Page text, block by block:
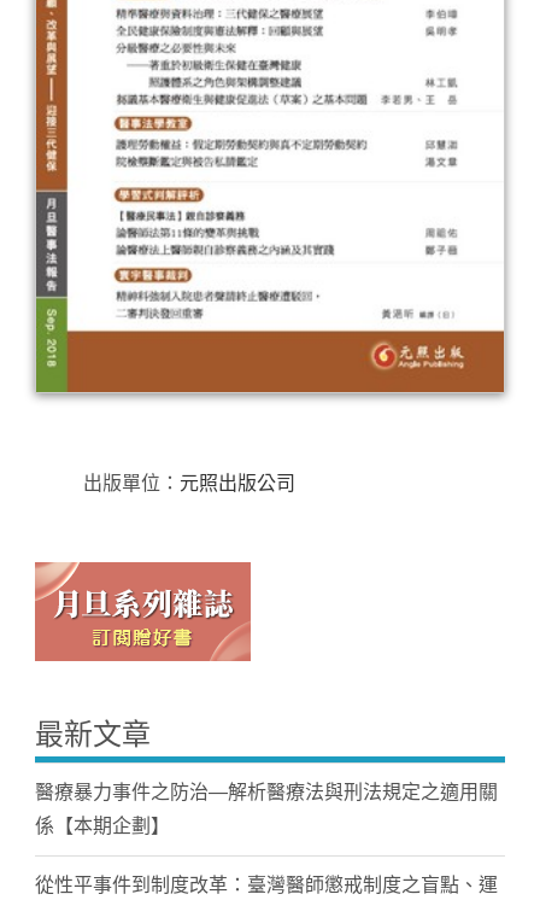
出版單位： 元照出版公司
最新文章
醫療暴力事件之防治—解析醫療法與刑法規定之適用關
係【本期企劃】
從性平事件到制度改革：臺灣醫師懲戒制度之盲點、運